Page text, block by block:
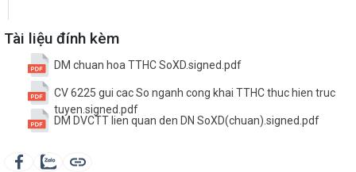
Tài liệu đính kèm
DM chuan hoa TTHC SoXD.signed.pdf
CV 6225 gui cac So nganh cong khai TTHC thuc hien truc
tuyen.signed.pdf
DM DVCTT lien quan den DN SoXD(chuan).signed.pdf